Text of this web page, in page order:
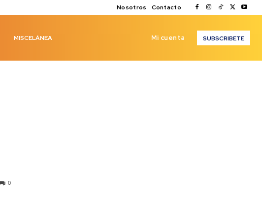
Nosotros Contacto
MISCELÁNEA Mi cuenta SUBSCRIBETE
0